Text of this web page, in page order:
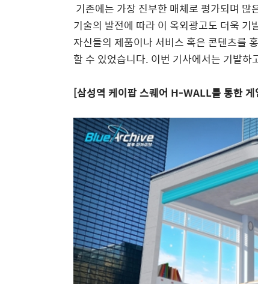
기존에는 가장 진부한 매체로 평가되며
기술의 발전에 따라 이 옥외광고도 더욱
자신들의 제품이나 서비스 혹은 콘텐츠를
할 수 있었습니다. 이번 기사에서는 기발하
[삼성역 케이팝 스퀘어 H-WALL를 통한